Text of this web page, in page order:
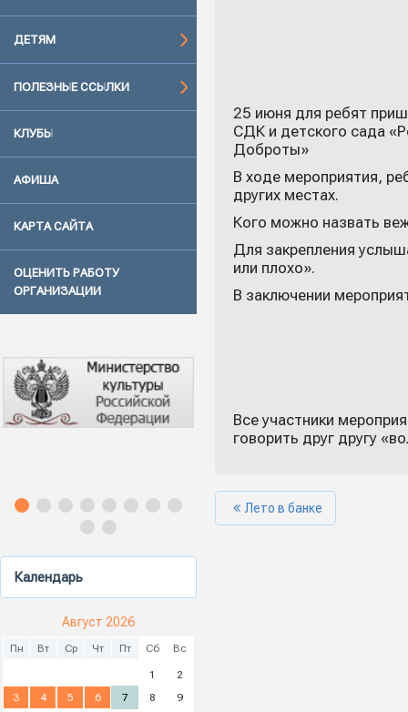
ДЕТЯМ
ПОЛЕЗНЫЕ ССЫЛКИ
КЛУБЫ
АФИША
КАРТА САЙТА
ОЦЕНИТЬ РАБОТУ
ОРГАНИЗАЦИИ
Календарь
Август 2026
Пн Вт Ср Чт Пт Сб Вс
1
2
3
4 5 6 7 8
9
25 июня для ребят
СДК и детского сада
Доброты»
В ходе мероприятия,
других местах.
Кого можно назвать
Для закрепления
или плохо».
В заключении
Все участники
говорить друг другу
Лето в банке